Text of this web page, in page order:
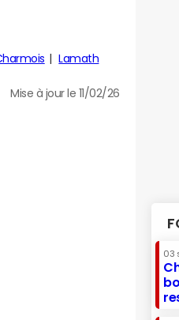
Lamath
Mise à jour le 11/02/26
03